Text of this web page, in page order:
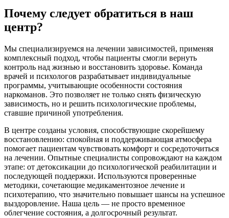
Почему следует обратиться в наш
центр?
Мы специализируемся на лечении зависимостей, применяя
комплексный подход, чтобы пациенты смогли вернуть
контроль над жизнью и восстановить здоровье. Команда
врачей и психологов разрабатывает индивидуальные
программы, учитывающие особенности состояния
наркоманов. Это позволяет не только снять физическую
зависимость, но и решить психологические проблемы,
ставшие причиной употребления.
В центре созданы условия, способствующие скорейшему
восстановлению: спокойная и поддерживающая атмосфера
помогает пациентам чувствовать комфорт и сосредоточиться
на лечении. Опытные специалисты сопровождают на каждом
этапе: от детоксикации до психологической реабилитации и
последующей поддержки. Используются проверенные
методики, сочетающие медикаментозное лечение и
психотерапию, что значительно повышает шансы на успешное
выздоровление. Наша цель — не просто временное
облегчение состояния, а долгосрочный результат.